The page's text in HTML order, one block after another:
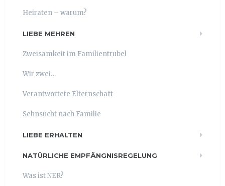
Heiraten – warum?
LIEBE MEHREN
Zweisamkeit im Familientrubel
Wir zwei…
Verantwortete Elternschaft
Sehnsucht nach Familie
LIEBE ERHALTEN
NATÜRLICHE EMPFÄNGNISREGELUNG
Was ist NER?